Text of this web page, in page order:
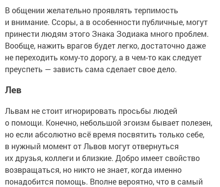
В общении желательно проявлять терпимость
и внимание. Ссоры, а в особенности публичные, могут
принести людям этого Знака Зодиака много проблем.
Вообще, нажить врагов будет легко, достаточно даже
не переходить кому-то дорогу, а в чем-то как следует
преуспеть — зависть сама сделает свое дело.
Лев
Львам не стоит игнорировать просьбы людей
о помощи. Конечно, небольшой эгоизм бывает полезен,
но если абсолютно всё время посвятить только себе,
в нужный момент от Львов могут отвернуться
их друзья, коллеги и близкие. Добро имеет свойство
возвращаться, но никто не знает, когда именно
понадобится помощь. Вполне вероятно, что в самый